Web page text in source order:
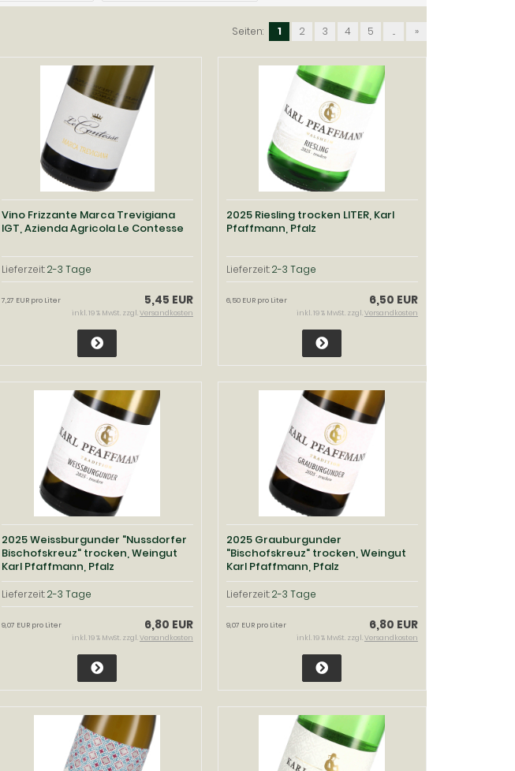
Seiten: 1 2 3 4 5 ... »
Vino Frizzante Marca Trevigiana
IGT, Azienda Agricola Le Contesse
Lieferzeit:2-3 Tage
5,45 EUR
7,27 EUR pro Liter
inkl. 19 % MwSt. zzgl.Versandkosten
2025 Riesling trocken LITER, Karl
Pfaffmann, Pfalz
Lieferzeit:2-3 Tage
6,50 EUR
6,50 EUR pro Liter
inkl. 19 % MwSt. zzgl.Versandkosten
2025 Weissburgunder "Nussdorfer
Bischofskreuz" trocken, Weingut
Karl Pfaffmann, Pfalz
Lieferzeit:2-3 Tage
6,80 EUR
9,07 EUR pro Liter
inkl. 19 % MwSt. zzgl.Versandkosten
2025 Grauburgunder
"Bischofskreuz" trocken, Weingut
Karl Pfaffmann, Pfalz
Lieferzeit:2-3 Tage
6,80 EUR
9,07 EUR pro Liter
inkl. 19 % MwSt. zzgl.Versandkosten